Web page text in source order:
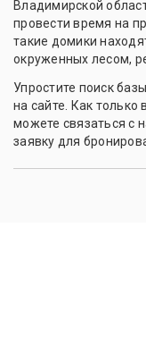
Владимирской
провести время на
такие домики
окруженных лесом,
Упростите поиск
на сайте. Как
можете связаться с
заявку для